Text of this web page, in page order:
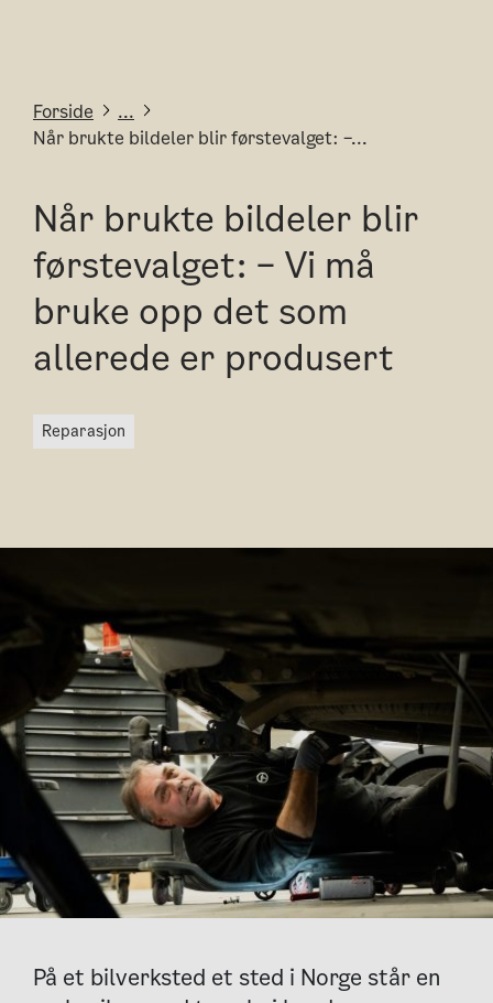
Forside
...
Når brukte bildeler blir førstevalget: –...
Når brukte bildeler blir
førstevalget: – Vi må
bruke opp det som
allerede er produsert
reparasjon
På et bilverksted et sted i Norge står en